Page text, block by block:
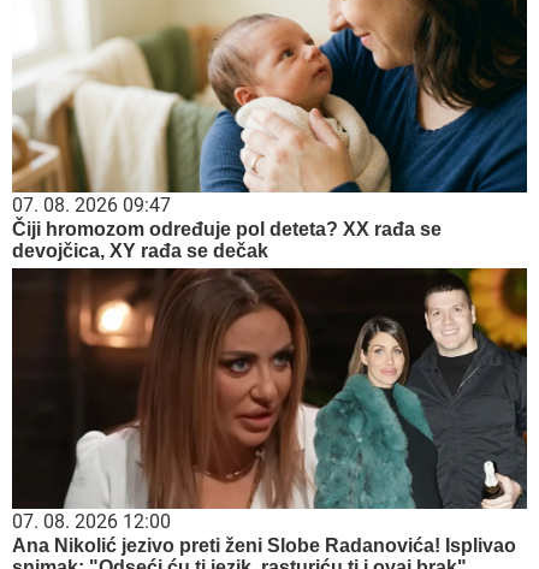
07. 08. 2026 09:47
Čiji hromozom određuje pol deteta? XX rađa se
devojčica, XY rađa se dečak
07. 08. 2026 12:00
Ana Nikolić jezivo preti ženi Slobe Radanovića! Isplivao